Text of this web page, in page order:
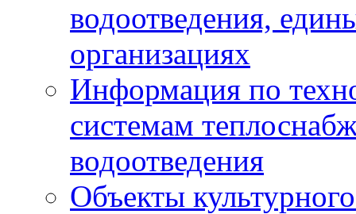
водоотведения,
организациях
Информация по
системам
водоотведения
Объекты